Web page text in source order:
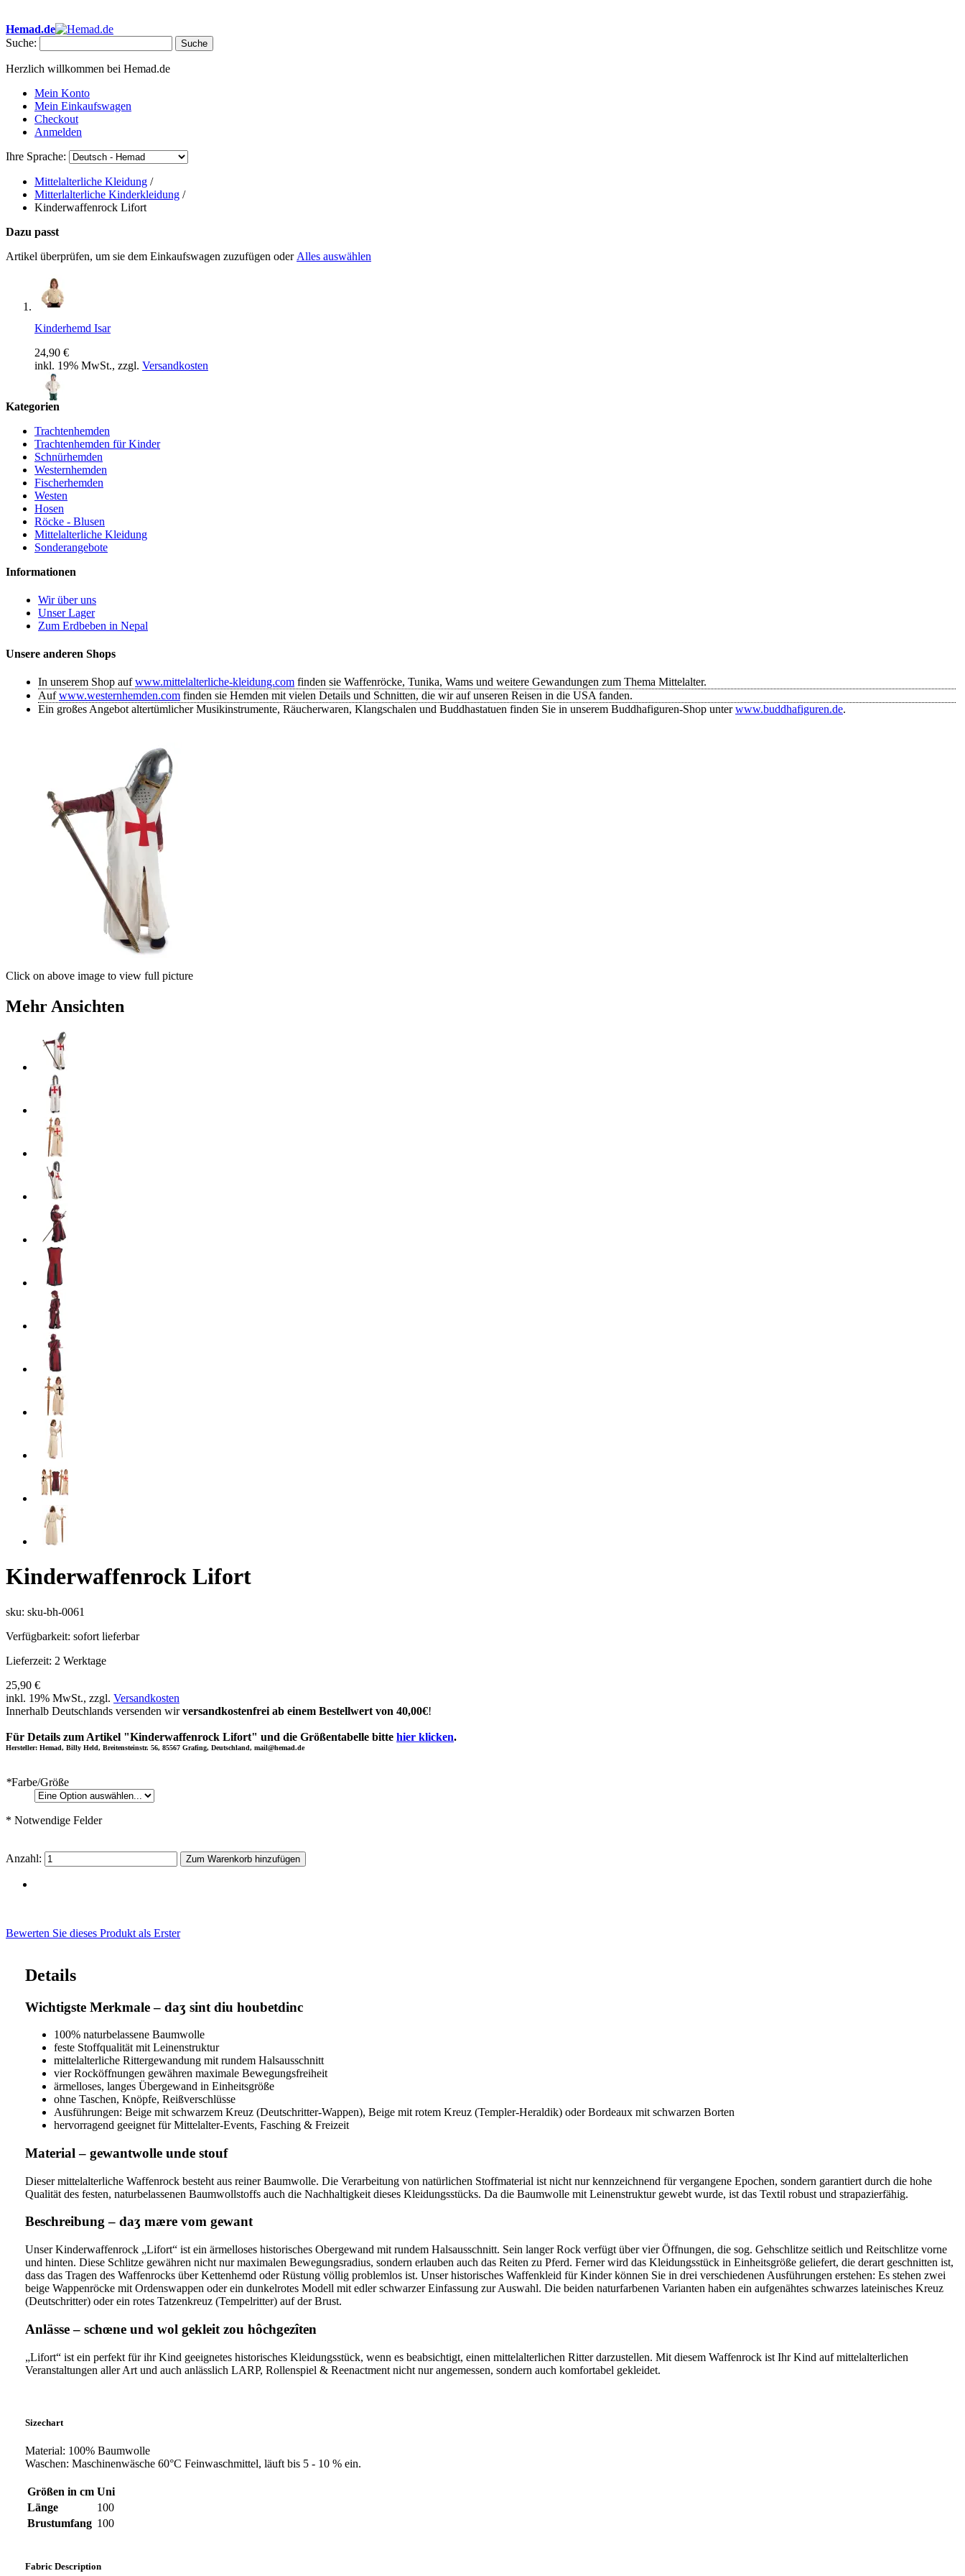
Hemad.de
Suche:
Suche
Herzlich willkommen bei Hemad.de
Mein Konto
Mein Einkaufswagen
Checkout
Anmelden
Ihre Sprache:
Mittelalterliche Kleidung /
Mitterlalterliche Kinderkleidung /
Kinderwaffenrock Lifort
Dazu passt
Artikel überprüfen, um sie dem Einkaufswagen zuzufügen oder Alles auswählen
Kinderhemd Isar
24,90 €
inkl. 19% MwSt., zzgl. Versandkosten
Kinderhemd Amper
28,90 €
inkl. 19% MwSt., zzgl.
Kinderhemd Traun
28,90 €
Strick Urian
9,90 €
inkl. 19% MwSt., zzgl.Versandkosten
Kindertunika Eliant
inkl. 19% MwSt., zzgl. Versandkosten
Kategorien
Trachtenhemden
Trachtenhemden für Kinder
Schnürhemden
Westernhemden
Fischerhemden
Westen
Hosen
Röcke - Blusen
Mittelalterliche Kleidung
Sonderangebote
Informationen
Wir über uns
Unser Lager
Zum Erdbeben in Nepal
Unsere anderen Shops
In unserem Shop aufwww.mittelalterliche-kleidung.com finden sie Waffenröcke, Tunika, Wams und weitere Gewandungen zum Thema Mittelalter.
Aufwww.westernhemden.com finden sie Hemden mit vielen Details und Schnitten, die wir auf unseren Reisen in die USA fanden.
Ein großes Angebot altertümlicher Musikinstrumente, Räucherwaren, Klangschalen und Buddhastatuen finden Sie in unserem Buddhafiguren-Shop unterwww.buddhafiguren.de.
Click on above image to view full picture
Mehr Ansichten
Kinderwaffenrock Lifort
sku: sku-bh-0061
Verfügbarkeit: sofort lieferbar
Lieferzeit: 2 Werktage
25,90 €
inkl. 19% MwSt., zzgl. Versandkosten
Innerhalb Deutschlands versenden wirversandkostenfrei ab einem Bestellwert von 40,00€!
Für Details zum Artikel "Kinderwaffenrock Lifort" und die Größentabelle bitte hier klicken.
Hersteller: Hemad, Billy Held, Breitensteinstr. 56, 85567 Grafing, Deutschland, mail@hemad.de
*Farbe/Größe
* Notwendige Felder
Anzahl: Zum Warenkorb hinzufügen
Bewerten Sie dieses Produkt als Erster
Details
Wichtigste Merkmale – daʒ sint diu houbetdinc
100% naturbelassene Baumwolle
feste Stoffqualität mit Leinenstruktur
mittelalterliche Rittergewandung mit rundem Halsausschnitt
vier Rocköffnungen gewähren maximale Bewegungsfreiheit
ärmelloses, langes Übergewand in Einheitsgröße
ohne Taschen, Knöpfe, Reißverschlüsse
Ausführungen: Beige mit schwarzem Kreuz (Deutschritter-Wappen), Beige mit rotem Kreuz (Templer-Heraldik) oder Bordeaux mit schwarzen Borten
hervorragend geeignet für Mittelalter-Events, Fasching & Freizeit
Material – gewantwolle unde stouf
Dieser mittelalterliche Waffenrock besteht aus reiner Baumwolle. Die Verarbeitung von natürlichen Stoffmaterial ist nicht nur kennzeichnend für vergangene Epochen, sondern garantiert durch die hohe
Qualität des festen, naturbelassenen Baumwollstoffs auch die Nachhaltigkeit dieses Kleidungsstücks. Da die Baumwolle mit Leinenstruktur gewebt wurde, ist das Textil robust und strapazierfähig.
Beschreibung – daʒ mære vom gewant
Unser Kinderwaffenrock „Lifort“ ist ein ärmelloses historisches Obergewand mit rundem Halsausschnitt. Sein langer Rock verfügt über vier Öffnungen, die sog. Gehschlitze seitlich und Reitschlitze vorne
und hinten. Diese Schlitze gewähren nicht nur maximalen Bewegungsradius, sondern erlauben auch das Reiten zu Pferd. Ferner wird das Kleidungsstück in Einheitsgröße geliefert, die derart geschnitten ist,
dass das Tragen des Waffenrocks über Kettenhemd oder Rüstung völlig problemlos ist. Unser historisches Waffenkleid für Kinder können Sie in drei verschiedenen Ausführungen erstehen: Es stehen zwei
beige Wappenröcke mit Ordenswappen oder ein dunkelrotes Modell mit edler schwarzer Einfassung zur Auswahl. Die beiden naturfarbenen Varianten haben ein aufgenähtes schwarzes lateinisches Kreuz
(Deutschritter) oder ein rotes Tatzenkreuz (Tempelritter) auf der Brust.
Anlässe – schœne und wol gekleit zou hôchgezîten
„Lifort“ ist ein perfekt für ihr Kind geeignetes historisches Kleidungsstück, wenn es beabsichtigt, einen mittelalterlichen Ritter darzustellen. Mit diesem Waffenrock ist Ihr Kind auf mittelalterlichen
Veranstaltungen aller Art und auch anlässlich LARP, Rollenspiel & Reenactment nicht nur angemessen, sondern auch komfortabel gekleidet.
Sizechart
Material: 100% Baumwolle
Waschen: Maschinenwäsche 60°C Feinwaschmittel, läuft bis 5 - 10 % ein.
Größen in cm Uni
Länge
100
Brustumfang 100
Fabric Description